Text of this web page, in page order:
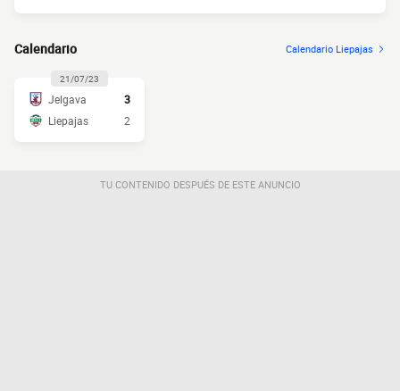
Calendario Calendario Liepajas
21/07/23
Jelgava
3
Liepajas
2
TU CONTENIDO DESPUÉS DE ESTE ANUNCIO